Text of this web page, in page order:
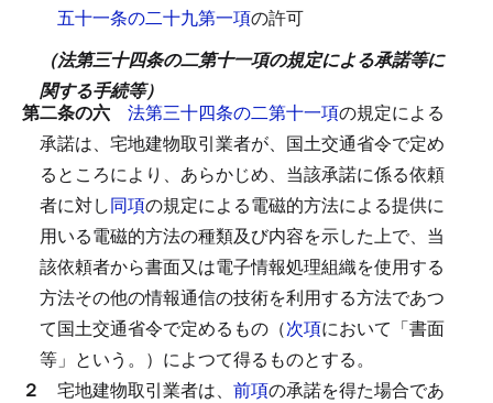
五十一条の二十九第一項の許可
（法第三十四条の二第十一項の規定による承諾等に
関する手続等）
第二条の六 法第三十四条の二第十一項の規定による
承諾は、宅地建物取引業者が、国土交通省令で定め
るところにより、あらかじめ、当該承諾に係る依頼
者に対し同項の規定による電磁的方法による提供に
用いる電磁的方法の種類及び内容を示した上で、当
該依頼者から書面又は電子情報処理組織を使用する
方法その他の情報通信の技術を利用する方法であつ
て国土交通省令で定めるもの（次項において「書面
等」という。）によつて得るものとする。
２ 宅地建物取引業者は、 前項の承諾を得た場合であ